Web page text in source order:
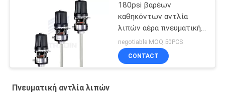
180psi βαρέων
καθηκόντων αντλία
λιπών αέρα πνευματική
για αυτοκίνητο
negotiable MOQ:50PCS
CONTACT
Πνευματική αντλία λιπών